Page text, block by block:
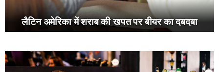
लैटिन अमेरिका में शराब की खपत पर बीयर का दबदबा